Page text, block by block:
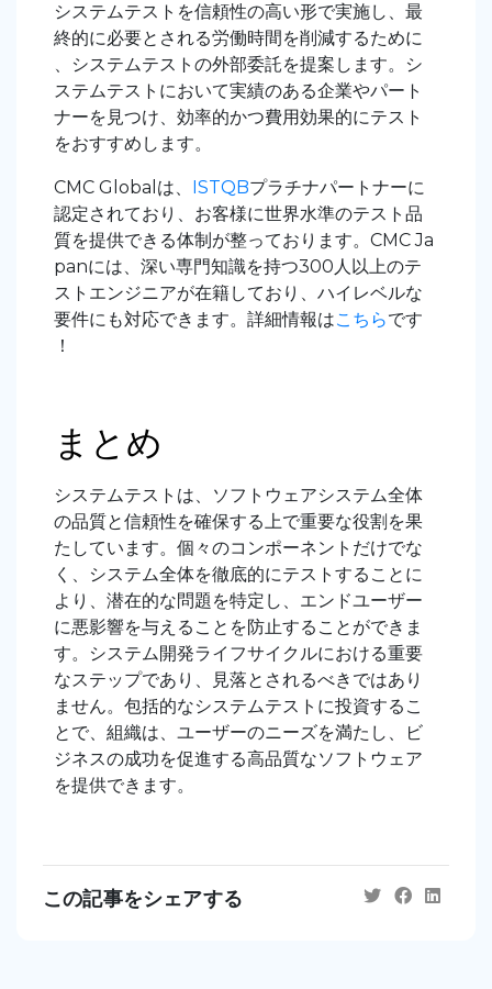
システムテストを信頼性の高い形で実施し、最
終的に必要とされる労働時間を削減するために
、システムテストの外部委託を提案します。シ
ステムテストにおいて実績のある企業やパート
ナーを見つけ、効率的かつ費用効果的にテスト
をおすすめします。
CMC Globalは、 ISTQBプラチナパートナーに
認定されており、お客様に世界水準のテスト品
質を提供できる体制が整っております。CMC Ja
panには、深い専門知識を持つ300人以上のテ
ストエンジニアが在籍しており、ハイレベルな
要件にも対応できます。詳細情報はこちらです
！
まとめ
システムテストは、ソフトウェアシステム全体
の品質と信頼性を確保する上で重要な役割を果
たしています。個々のコンポーネントだけでな
く、システム全体を徹底的にテストすることに
より、潜在的な問題を特定し、エンドユーザー
に悪影響を与えることを防止することができま
す。システム開発ライフサイクルにおける重要
なステップであり、見落とされるべきではあり
ません。包括的なシステムテストに投資するこ
とで、組織は、ユーザーのニーズを満たし、ビ
ジネスの成功を促進する高品質なソフトウェア
を提供できます。
この記事をシェアする